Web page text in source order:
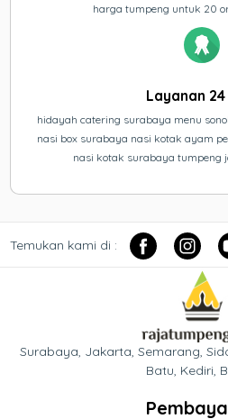
harga tumpeng untuk 20
Layanan
hidayah catering surabaya menu
nasi box surabaya nasi kotak ayam
nasi kotak surabaya tumpeng
Temukan kami di :
Surabaya, Jakarta, Semarang,
Batu, Kediri,